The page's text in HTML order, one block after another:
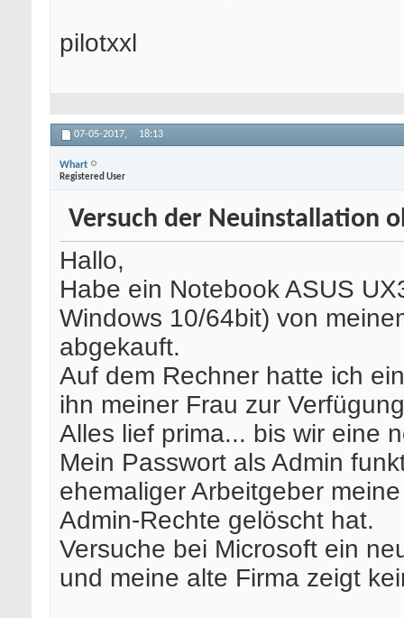
pilotxxl
07-05-2017, 18:13
Whart
Registered User
Versuch der Neuinstallation
Hallo,
Habe ein Notebook ASUS
Windows 10/64bit) von
abgekauft.
Auf dem Rechner hatte ich
ihn meiner Frau zur
Alles lief prima... bis wir eine
Mein Passwort als Admin
ehemaliger Arbeitgeber
Admin-Rechte gelöscht hat.
Versuche bei Microsoft ein
und meine alte Firma zeigt